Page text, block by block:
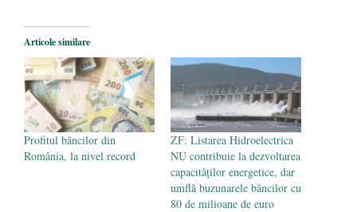
Legea Vexler produce efecte. Bustul
poetului Octavian Goga, înlăturat din Iași
- 16 aprilie 2026
Articole similare
Profitul băncilor din
România, la nivel record
ZF: Listarea Hidroelectrica
NU contribuie la dezvoltarea
capacităţilor energetice, dar
umflă buzunarele băncilor cu
80 de milioane de euro